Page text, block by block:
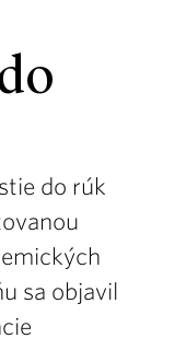
do rúk
sa objavil